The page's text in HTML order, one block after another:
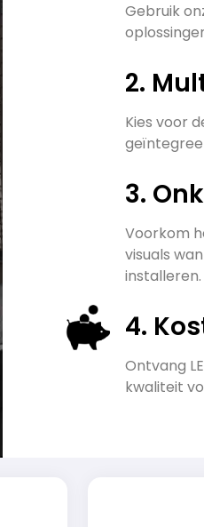
Gebruik
2.
Kies voor
3.
Voorkom
visuals
installeren.
4.
Ontvang
kwaliteit